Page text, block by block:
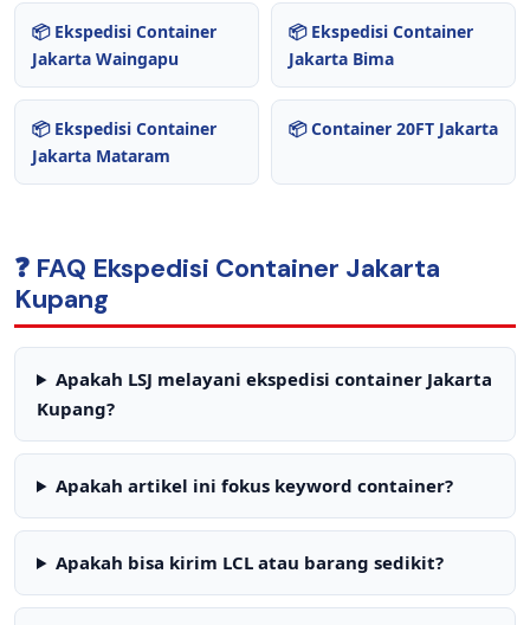
📦 Ekspedisi Container
Jakarta Waingapu
📦 Ekspedisi Container
Jakarta Bima
📦 Ekspedisi Container
Jakarta Mataram
📦 Container 20FT Jakarta
❓ FAQ Ekspedisi Container Jakarta
Kupang
Apakah LSJ melayani ekspedisi container Jakarta
Kupang?
Apakah artikel ini fokus keyword container?
Apakah bisa kirim LCL atau barang sedikit?